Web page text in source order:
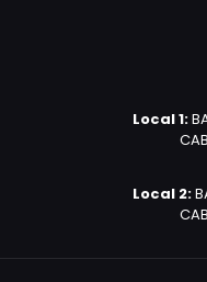
Local 1:
Local 2: